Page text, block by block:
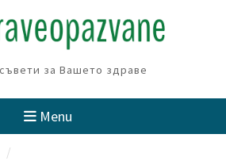
за Вашето здраве
Menu